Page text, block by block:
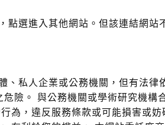
選進入其他網站。但該連結網
私人企業或公務機關，但有法
險。 與公務機關或學術研究機
為，違反服務條款或可能損害或